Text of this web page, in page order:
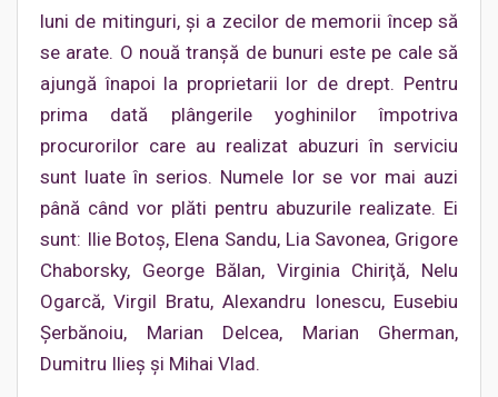
luni de mitinguri, şi a zecilor de memorii încep să
se arate. O nouă tranşă de bunuri este pe cale să
ajungă înapoi la proprietarii lor de drept. Pentru
prima dată plângerile yoghinilor împotriva
procurorilor care au realizat abuzuri în serviciu
sunt luate în serios. Numele lor se vor mai auzi
până când vor plăti pentru abuzurile realizate. Ei
sunt: Ilie Botoş, Elena Sandu, Lia Savonea, Grigore
Chaborsky, George Bălan, Virginia Chiriţă, Nelu
Ogarcă, Virgil Bratu, Alexandru Ionescu, Eusebiu
Şerbănoiu, Marian Delcea, Marian Gherman,
Dumitru Ilieş şi Mihai Vlad.